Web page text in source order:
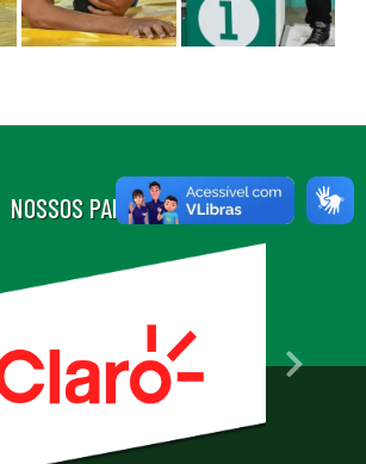
NOSSOS PARCEIROS